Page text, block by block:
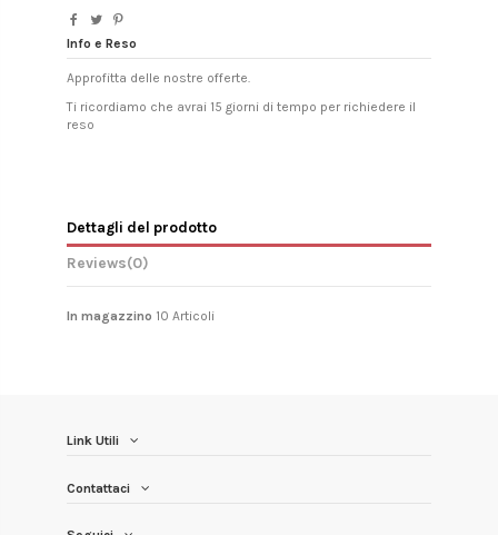
Info e Reso
Approfitta delle nostre offerte.
Ti ricordiamo che avrai 15 giorni di tempo per richiedere il
reso
Dettagli del prodotto
Reviews(0)
In magazzino 10 Articoli
Link Utili
Contattaci